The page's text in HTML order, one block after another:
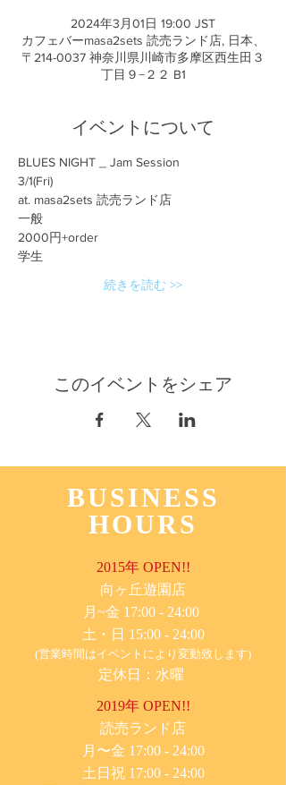
2024年3月01日 19:00 JST
カフェバーmasa2sets 読売ランド店, 日本、
〒214-0037 神奈川県川崎市多摩区西生田３
丁目９−２２ B1
イベントについて
BLUES NIGHT _ Jam Session
3/1(Fri)
at. masa2sets 読売ランド店
一般
2000円+order
学生
続きを読む >>
このイベントをシェア
BUSINESS
HOURS
2015年 OPEN!!
​向ヶ丘遊園店
月~金 17:00 - 24:00
土・日 15:00 - 24:00
(営業時間はイベントにより変動致します)
定休日：水曜
2019年 OPEN!!
​読売ランド店
月〜金 17:00 - 24:00
土日祝 17:00 - 24:00